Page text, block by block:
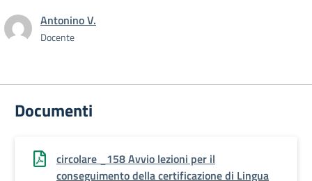
Antonino V.
Docente
Documenti
circolare _158 Avvio lezioni per il
conseguimento della certificazione di Lingua